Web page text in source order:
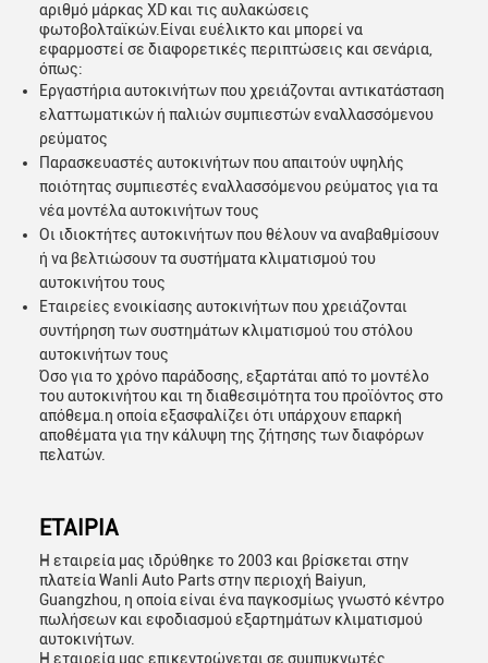
αριθμό μάρκας XD και τις αυλακώσεις
φωτοβολταϊκών.Είναι ευέλικτο και μπορεί να
εφαρμοστεί σε διαφορετικές περιπτώσεις και σενάρια,
όπως:
Εργαστήρια αυτοκινήτων που χρειάζονται αντικατάσταση
ελαττωματικών ή παλιών συμπιεστών εναλλασσόμενου
ρεύματος
Παρασκευαστές αυτοκινήτων που απαιτούν υψηλής
ποιότητας συμπιεστές εναλλασσόμενου ρεύματος για τα
νέα μοντέλα αυτοκινήτων τους
Οι ιδιοκτήτες αυτοκινήτων που θέλουν να αναβαθμίσουν
ή να βελτιώσουν τα συστήματα κλιματισμού του
αυτοκινήτου τους
Εταιρείες ενοικίασης αυτοκινήτων που χρειάζονται
συντήρηση των συστημάτων κλιματισμού του στόλου
αυτοκινήτων τους
Όσο για το χρόνο παράδοσης, εξαρτάται από το μοντέλο
του αυτοκινήτου και τη διαθεσιμότητα του προϊόντος στο
απόθεμα.η οποία εξασφαλίζει ότι υπάρχουν επαρκή
αποθέματα για την κάλυψη της ζήτησης των διαφόρων
πελατών.
ΕΤΑΙΡΙΑ
Η εταιρεία μας ιδρύθηκε το 2003 και βρίσκεται στην
πλατεία Wanli Auto Parts στην περιοχή Baiyun,
Guangzhou, η οποία είναι ένα παγκοσμίως γνωστό κέντρο
πωλήσεων και εφοδιασμού εξαρτημάτων κλιματισμού
αυτοκινήτων.
Η εταιρεία μας επικεντρώνεται σε συμπυκνωτές